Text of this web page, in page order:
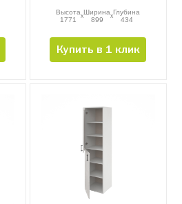
Высота
1771
xШирина
899
xГлубина
434
Купить в 1 клик